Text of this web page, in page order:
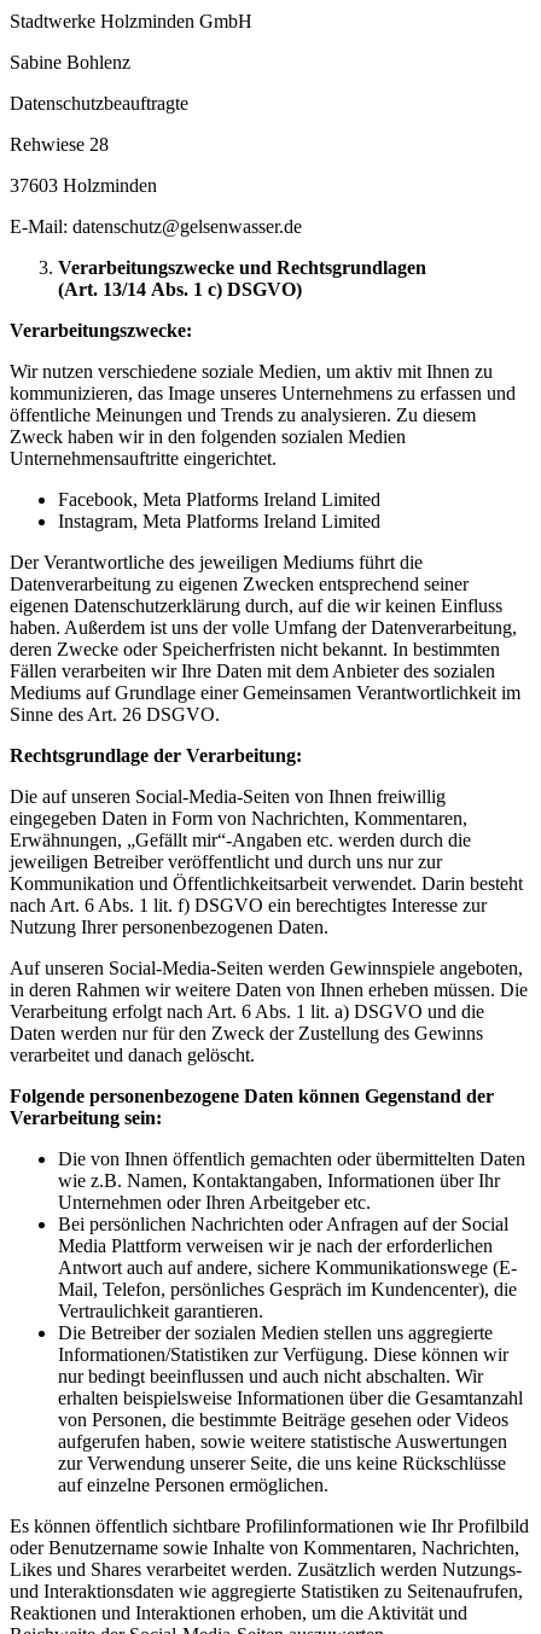
Stadtwerke Holzminden GmbH
Sabine Bohlenz
Datenschutzbeauftragte
Rehwiese 28
37603 Holzminden
E-Mail: datenschutz@gelsenwasser.de
Verarbeitungszwecke und Rechtsgrundlagen
(Art. 13/14 Abs. 1 c) DSGVO)
Verarbeitungszwecke:
Wir nutzen verschiedene soziale Medien, um aktiv mit Ihnen zu
kommunizieren, das Image unseres Unternehmens zu erfassen und
öffentliche Meinungen und Trends zu analysieren. Zu diesem
Zweck haben wir in den folgenden sozialen Medien
Unternehmensauftritte eingerichtet.
Facebook, Meta Platforms Ireland Limited
Instagram, Meta Platforms Ireland Limited
Der Verantwortliche des jeweiligen Mediums führt die
Datenverarbeitung zu eigenen Zwecken entsprechend seiner
eigenen Datenschutzerklärung durch, auf die wir keinen Einfluss
haben. Außerdem ist uns der volle Umfang der Datenverarbeitung,
deren Zwecke oder Speicherfristen nicht bekannt. In bestimmten
Fällen verarbeiten wir Ihre Daten mit dem Anbieter des sozialen
Mediums auf Grundlage einer Gemeinsamen Verantwortlichkeit im
Sinne des Art. 26 DSGVO.
Rechtsgrundlage der Verarbeitung:
Die auf unseren Social-Media-Seiten von Ihnen freiwillig
eingegeben Daten in Form von Nachrichten, Kommentaren,
Erwähnungen, „Gefällt mir“-Angaben etc. werden durch die
jeweiligen Betreiber veröffentlicht und durch uns nur zur
Kommunikation und Öffentlichkeitsarbeit verwendet. Darin besteht
nach Art. 6 Abs. 1 lit. f) DSGVO ein berechtigtes Interesse zur
Nutzung Ihrer personenbezogenen Daten.
Auf unseren Social-Media-Seiten werden Gewinnspiele angeboten,
in deren Rahmen wir weitere Daten von Ihnen erheben müssen. Die
Verarbeitung erfolgt nach Art. 6 Abs. 1 lit. a) DSGVO und die
Daten werden nur für den Zweck der Zustellung des Gewinns
verarbeitet und danach gelöscht.
Folgende personenbezogene Daten können Gegenstand der
Verarbeitung sein:
Die von Ihnen öffentlich gemachten oder übermittelten Daten
wie z.B. Namen, Kontaktangaben, Informationen über Ihr
Unternehmen oder Ihren Arbeitgeber etc.
Bei persönlichen Nachrichten oder Anfragen auf der Social
Media Plattform verweisen wir je nach der erforderlichen
Antwort auch auf andere, sichere Kommunikationswege (E-
Mail, Telefon, persönliches Gespräch im Kundencenter), die
Vertraulichkeit garantieren.
Die Betreiber der sozialen Medien stellen uns aggregierte
Informationen/Statistiken zur Verfügung. Diese können wir
nur bedingt beeinflussen und auch nicht abschalten. Wir
erhalten beispielsweise Informationen über die Gesamtanzahl
von Personen, die bestimmte Beiträge gesehen oder Videos
aufgerufen haben, sowie weitere statistische Auswertungen
zur Verwendung unserer Seite, die uns keine Rückschlüsse
auf einzelne Personen ermöglichen.
Es können öffentlich sichtbare Profilinformationen wie Ihr Profilbild
oder Benutzername sowie Inhalte von Kommentaren, Nachrichten,
Likes und Shares verarbeitet werden. Zusätzlich werden Nutzungs-
und Interaktionsdaten wie aggregierte Statistiken zu Seitenaufrufen,
Reaktionen und Interaktionen erhoben, um die Aktivität und